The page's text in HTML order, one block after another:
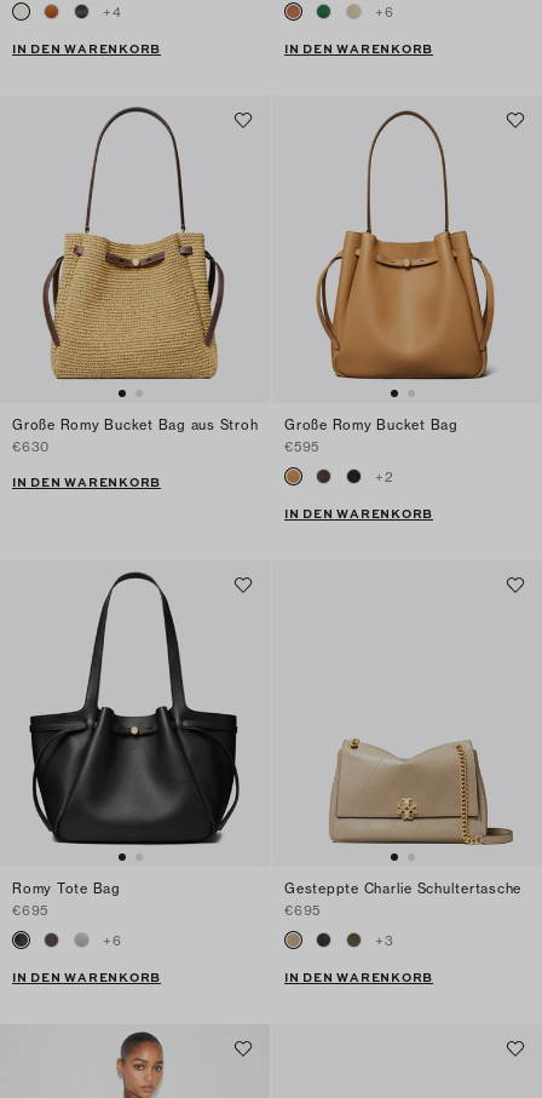
+4
IN DEN WARENKORB
+6
IN DEN WARENKORB
Große Romy Bucket Bag aus Stroh
€630
IN DEN WARENKORB
Große Romy Bucket Bag
€595
+2
IN DEN WARENKORB
Romy Tote Bag
€695
+6
IN DEN WARENKORB
Gesteppte Charlie Schultertasche
€695
+3
IN DEN WARENKORB